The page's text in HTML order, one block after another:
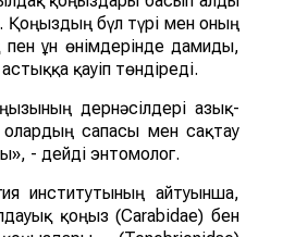
қоңыз. Адамдарға
күздік дақыл зиянкестері.
жатыр, артынша олар
барып, сонда
дернәсілдері жер
жейді. Ал көктемде
сарапшы жергілікті
басылымына түсіндірді.